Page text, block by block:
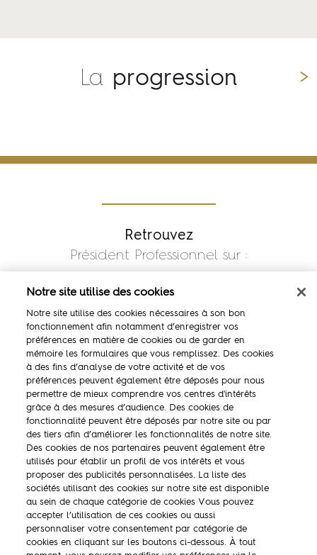
La progression
Retrouvez
Président Professionnel sur :
La marque
Ambassadeurs
Concours
Savoir-faire
Notre site utilise des cookies
Notre site utilise des cookies nécessaires à son bon
fonctionnement afin notamment d’enregistrer vos
préférences en matière de cookies ou de garder en
mémoire les formulaires que vous remplissez. Des cookies
à des fins d’analyse de votre activité et de vos
préférences peuvent également être déposés pour nous
permettre de mieux comprendre vos centres d'intérêts
grâce à des mesures d’audience. Des cookies de
fonctionnalité peuvent être déposés par notre site ou par
des tiers afin d’améliorer les fonctionnalités de notre site.
Des cookies de nos partenaires peuvent également être
utilisés pour établir un profil de vos intérêts et vous
proposer des publicités personnalisées. La liste des
sociétés utilisant des cookies sur notre site est disponible
au sein de chaque catégorie de cookies Vous pouvez
accepter l’utilisation de ces cookies ou aussi
personnaliser votre consentement par catégorie de
cookies en cliquant sur les boutons ci-dessous. À tout